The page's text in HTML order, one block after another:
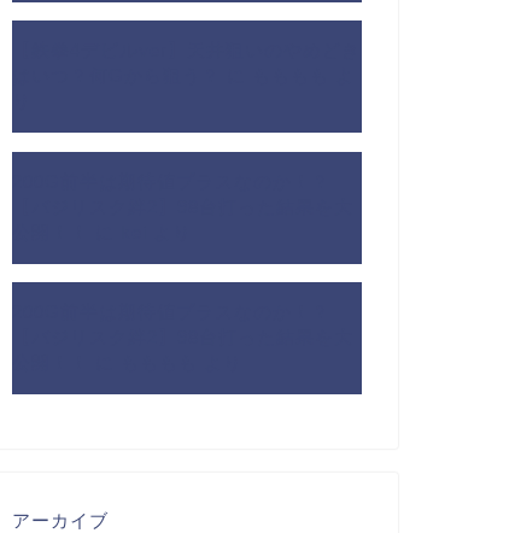
アーカイブ